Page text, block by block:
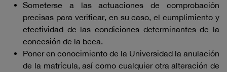
Someterse a las actuaciones de comprobación
precisas para verificar, en su caso, el cumplimiento y
efectividad de las condiciones determinantes de la
concesión de la beca.
Poner en conocimiento de la Universidad la anulación
de la matrícula, así como cualquier otra alteración de